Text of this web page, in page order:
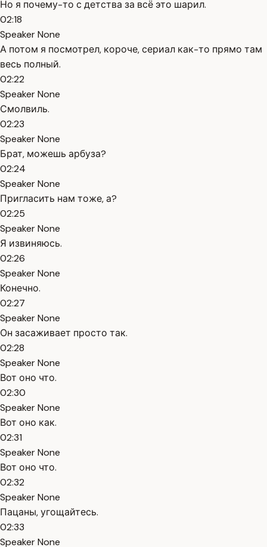
Но я почему-то с детства за всё это шарил.
02:18
Speaker None
А потом я посмотрел, короче, сериал как-то прямо там
весь полный.
02:22
Speaker None
Смолвиль.
02:23
Speaker None
Брат, можешь арбуза?
02:24
Speaker None
Пригласить нам тоже, а?
02:25
Speaker None
Я извиняюсь.
02:26
Speaker None
Конечно.
02:27
Speaker None
Он засаживает просто так.
02:28
Speaker None
Вот оно что.
02:30
Speaker None
Вот оно как.
02:31
Speaker None
Вот оно что.
02:32
Speaker None
Пацаны, угощайтесь.
02:33
Speaker None